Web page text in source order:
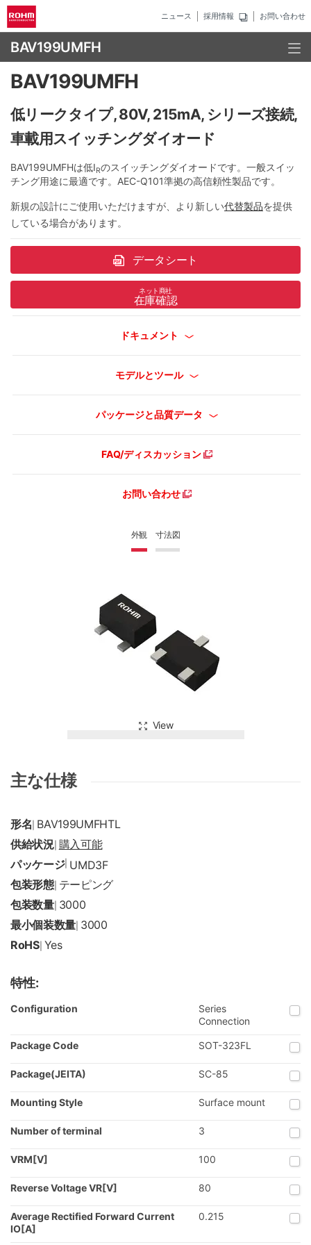
ニュース 採用情報 お問い合わせ
BAV199UMFH
外観 寸法図
View
BAV199UMFH
低リークタイプ, 80V, 215mA, シリーズ接続,
車載用スイッチングダイオード
BAV199UMFHは低IRのスイッチングダイオードです。一般スイッ
チング用途に最適です。AEC-Q101準拠の高信頼性製品です。
新規の設計にご使用いただけますが、より新しい代替製品を提供
している場合があります。
データシート
ネット商社
在庫確認
ドキュメント
モデルとツール
パッケージと品質データ
FAQ/ディスカッション
お問い合わせ
主な仕様
形名 BAV199UMFHTL
供給状況| 購入可能
パッケージ| UMD3F
包装形態| テーピング
包装数量| 3000
最小個装数量 3000
RoHS| Yes
特性:
Configuration
Series
Connection
Package Code SOT-323FL
Package(JEITA) SC-85
Mounting Style Surface mount
Number of terminal 3
VRM[V] 100
Reverse Voltage VR[V] 80
Average Rectified Forward Current
IO[A]
0.215